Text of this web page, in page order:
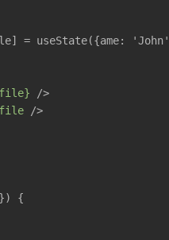
= useState({ame:
/>
/>
}) {